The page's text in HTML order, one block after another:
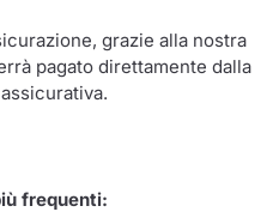
grazie alla nostra
pagato direttamente dalla
frequenti: